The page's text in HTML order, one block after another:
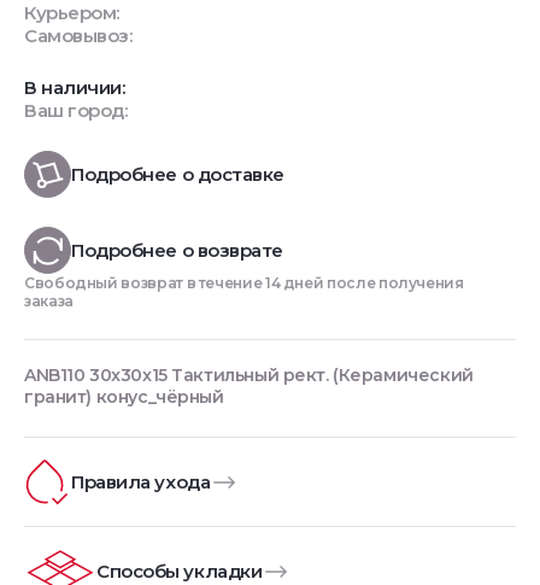
Курьером:
Самовывоз:
В наличии:
Ваш город:
Подробнее о доставке
Подробнее о возврате
Свободный возврат в течение 14 дней после получения
заказа
ANB110 30x30x15 Тактильный рект. (Керамический
гранит) конус_чёрный
Правила ухода
Способы укладки